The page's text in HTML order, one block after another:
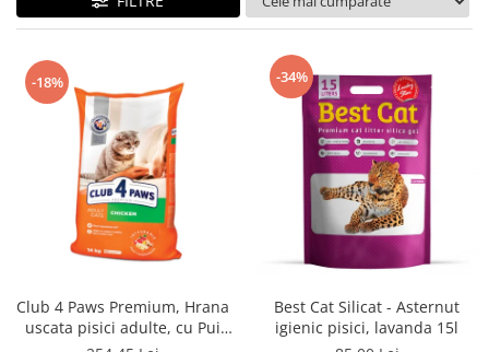
-18%
Club 4 Paws Premium, Hrana
uscata pisici adulte, cu Pui
-34%
Best Cat Silicat - Asternut
igienic pisici, lavanda 15l